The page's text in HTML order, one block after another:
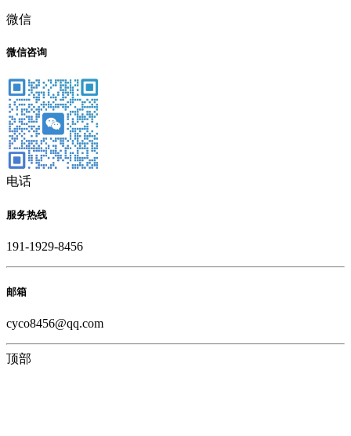
微信
微信咨询
电话
服务热线
191-1929-8456
邮箱
cyco8456@qq.com
顶部